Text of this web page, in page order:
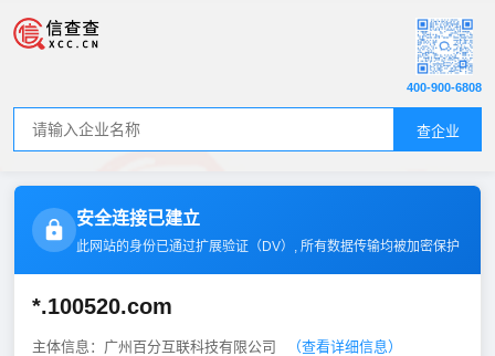
查企业
400-900-6808
安全连接已建立
此网站的身份已通过扩展验证（DV）, 所有数据传输均被加密保护
*.100520.com
主体信息：广州百分互联科技有限公司
（查看详细信息）